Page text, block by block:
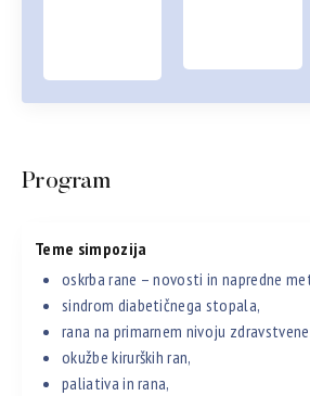
Program
Teme simpozija
oskrba rane – novosti in napredne
sindrom diabetičnega stopala,
rana na primarnem nivoju
okužbe kirurških ran,
paliativa in rana,